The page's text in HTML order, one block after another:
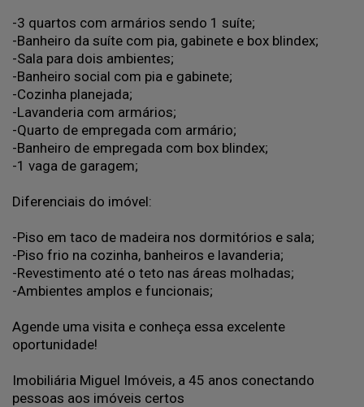
-3 quartos com armários sendo 1 suíte;
-Banheiro da suíte com pia, gabinete e box blindex;
-Sala para dois ambientes;
-Banheiro social com pia e gabinete;
-Cozinha planejada;
-Lavanderia com armários;
-Quarto de empregada com armário;
-Banheiro de empregada com box blindex;
-1 vaga de garagem;
Diferenciais do imóvel:
-Piso em taco de madeira nos dormitórios e sala;
-Piso frio na cozinha, banheiros e lavanderia;
-Revestimento até o teto nas áreas molhadas;
-Ambientes amplos e funcionais;
Agende uma visita e conheça essa excelente
oportunidade!
Imobiliária Miguel Imóveis, a 45 anos conectando
pessoas aos imóveis certos